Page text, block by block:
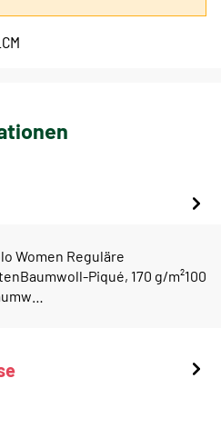
Women Reguläre
Piqué, 170 g/m²100